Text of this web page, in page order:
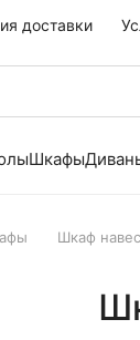
доставки
Шкафы
Шкаф